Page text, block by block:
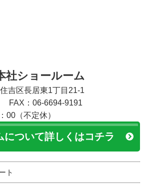
社ショールーム
吉区長居東1丁目21-1
FAX：06-6694-9191
00（不定休）
について詳しくはコチラ
ト